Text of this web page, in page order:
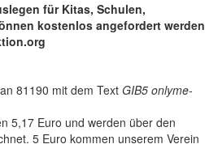
für Kitas, Schulen,
kostenlos angefordert werden
81190 mit dem TextGIB5 onlyme-
5,17 Euro und werden über den
5 Euro kommen unserem Verein